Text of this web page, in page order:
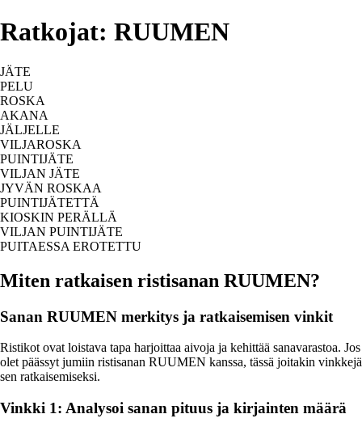
Ratkojat: RUUMEN
JÄTE
PELU
ROSKA
AKANA
JÄLJELLE
VILJAROSKA
PUINTIJÄTE
VILJAN JÄTE
JYVÄN ROSKAA
PUINTIJÄTETTÄ
KIOSKIN PERÄLLÄ
VILJAN PUINTIJÄTE
PUITAESSA EROTETTU
Miten ratkaisen ristisanan RUUMEN?
Sanan RUUMEN merkitys ja ratkaisemisen vinkit
Ristikot ovat loistava tapa harjoittaa aivoja ja kehittää sanavarastoa. Jos
olet päässyt jumiin ristisanan RUUMEN kanssa, tässä joitakin vinkkejä
sen ratkaisemiseksi.
Vinkki 1: Analysoi sanan pituus ja kirjainten määrä